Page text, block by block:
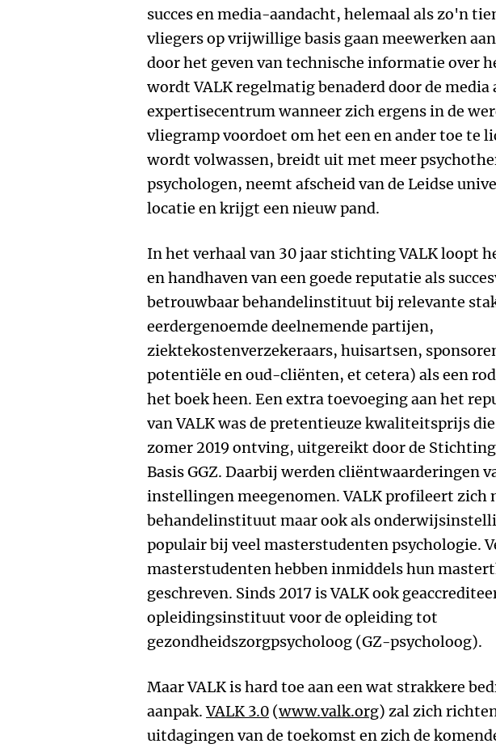
succes en media-aandacht, helemaal als zo'n
vliegers op vrijwillige basis gaan meewerken
door het geven van technische informatie over
wordt VALK regelmatig benaderd door de media
expertisecentrum wanneer zich ergens in de
vliegramp voordoet om het een en ander toe te
wordt volwassen, breidt uit met meer
psychologen, neemt afscheid van de Leidse
locatie en krijgt een nieuw pand.
In het verhaal van 30 jaar stichting VALK loopt
en handhaven van een goede reputatie als
betrouwbaar behandelinstituut bij relevante
eerdergenoemde deelnemende partijen,
ziektekostenverzekeraars, huisartsen,
potentiële en oud-cliënten, et cetera) als een
het boek heen. Een extra toevoeging aan het
van VALK was de pretentieuze kwaliteitsprijs die
zomer 2019 ontving, uitgereikt door de
Basis GGZ. Daarbij werden cliëntwaarderingen
instellingen meegenomen. VALK profileert zich
behandelinstituut maar ook als
populair bij veel masterstudenten psychologie.
masterstudenten hebben inmiddels hun
geschreven. Sinds 2017 is VALK ook
opleidingsinstituut voor de opleiding tot
gezondheidszorgpsycholoog (GZ-psycholoog).
Maar VALK is hard toe aan een wat strakkere
aanpak.VALK 3.0 (www.valk.org) zal zich
uitdagingen van de toekomst en zich de